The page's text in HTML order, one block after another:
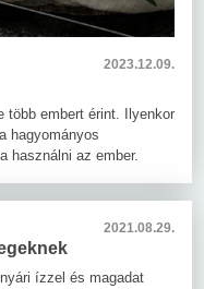
2023.12.09.
több embert érint. Ilyenkor
hagyományos
használni az ember.
2021.08.29.
ízzel és magadat